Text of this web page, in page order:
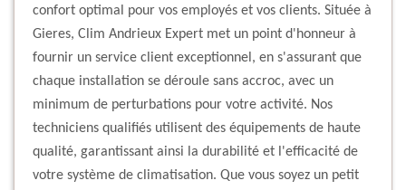
confort optimal pour vos employés et vos clients. Située à
Gieres, Clim Andrieux Expert met un point d'honneur à
fournir un service client exceptionnel, en s'assurant que
chaque installation se déroule sans accroc, avec un
minimum de perturbations pour votre activité. Nos
techniciens qualifiés utilisent des équipements de haute
qualité, garantissant ainsi la durabilité et l'efficacité de
votre système de climatisation. Que vous soyez un petit